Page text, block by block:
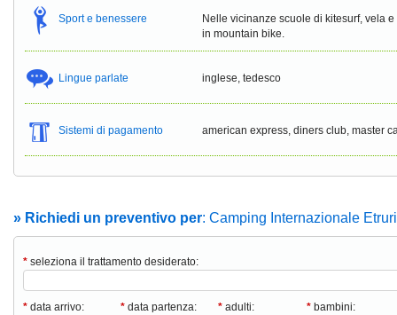
Sport e benessere
Nelle vicinanze scuole di kitesurf, vela
in mountain bike.
Lingue parlate inglese, tedesco
Sistemi di pagamento american express, diners club, master
» Richiedi un preventivo per: Camping Internazionale
* seleziona il trattamento desiderato:
* data arrivo: * data partenza: * adulti: * bambini: